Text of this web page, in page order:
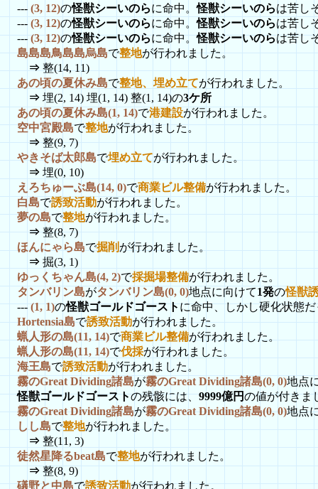
--- (3, 12)の怪獣シーいのらに命中。怪獣シーいのらは苦し
--- (3, 12)の怪獣シーいのらに命中。怪獣シーいのらは苦し
---(3, 12)の怪獣シーいのらに命中。怪獣シーいのらは苦し
島島島鳥島島烏島で整地が行われました。
⇒整(14, 11)
あの頃の夏休み島で整地、埋め立てが行われました。
⇒ 埋(2, 14) 埋(1, 14) 整(1, 14)の3ケ所
あの頃の夏休み島(1, 14)で港建設が行われました。
空中宮殿島で整地が行われました。
⇒整(9, 7)
やきそば太郎島で埋め立てが行われました。
⇒ 埋(0, 10)
えろちゅーぶ島(14, 0)で商業ビル整備が行われました。
白島で誘致活動が行われました。
夢の島で整地が行われました。
⇒整(8, 7)
ほんにゃら島で掘削 が行われました。
⇒ 掘(3, 1)
ゆっくちゃん島(4, 2)で採掘場整備が行われました。
タンバリン島がタンバリン島(0, 0)地点に向けて1発の怪獣
---(1, 1)の怪獣ゴールドゴーストに命中、しかし硬化状態
Hortensia島で誘致活動が行われました。
蝋人形の島(11, 14)で商業ビル整備が行われました。
蝋人形の島(11, 14)で伐採が行われました。
海王島で誘致活動が行われました。
霧のGreat Dividing諸島が霧のGreat Dividing諸島(0, 0)地点
怪獣ゴールドゴーストの残骸には、9999億円の値が付きま
霧のGreat Dividing諸島が霧のGreat Dividing諸島(0, 0)地点
しし島で整地が行われました。
⇒ 整(11, 3)
徒然星降るbeat島で整地が行われました。
⇒ 整(8, 9)
礒野と中島で誘致活動が行われました。